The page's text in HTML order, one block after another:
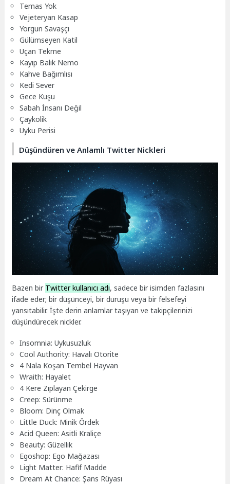
Temas Yok
Vejeteryan Kasap
Yorgun Savaşçı
Gülümseyen Katil
Uçan Tekme
Kayıp Balık Nemo
Kahve Bağımlısı
Kedi Sever
Gece Kuşu
Sabah İnsanı Değil
Çaykolik
Uyku Perisi
Düşündüren ve Anlamlı Twitter Nickleri
Bazen bir Twitter kullanıcı adı, sadece bir isimden fazlasını
ifade eder; bir düşünceyi, bir duruşu veya bir felsefeyi
yansıtabilir. İşte derin anlamlar taşıyan ve takipçilerinizi
düşündürecek nickler.
Insomnia: Uykusuzluk
Cool Authority: Havalı Otorite
4 Nala Koşan Tembel Hayvan
Wraith: Hayalet
4 Kere Zıplayan Çekirge
Creep: Sürünme
Bloom: Dinç Olmak
Little Duck: Minik Ördek
Acid Queen: Asitli Kraliçe
Beauty: Güzellik
Egoshop: Ego Mağazası
Light Matter: Hafif Madde
Dream At Chance: Şans Rüyası